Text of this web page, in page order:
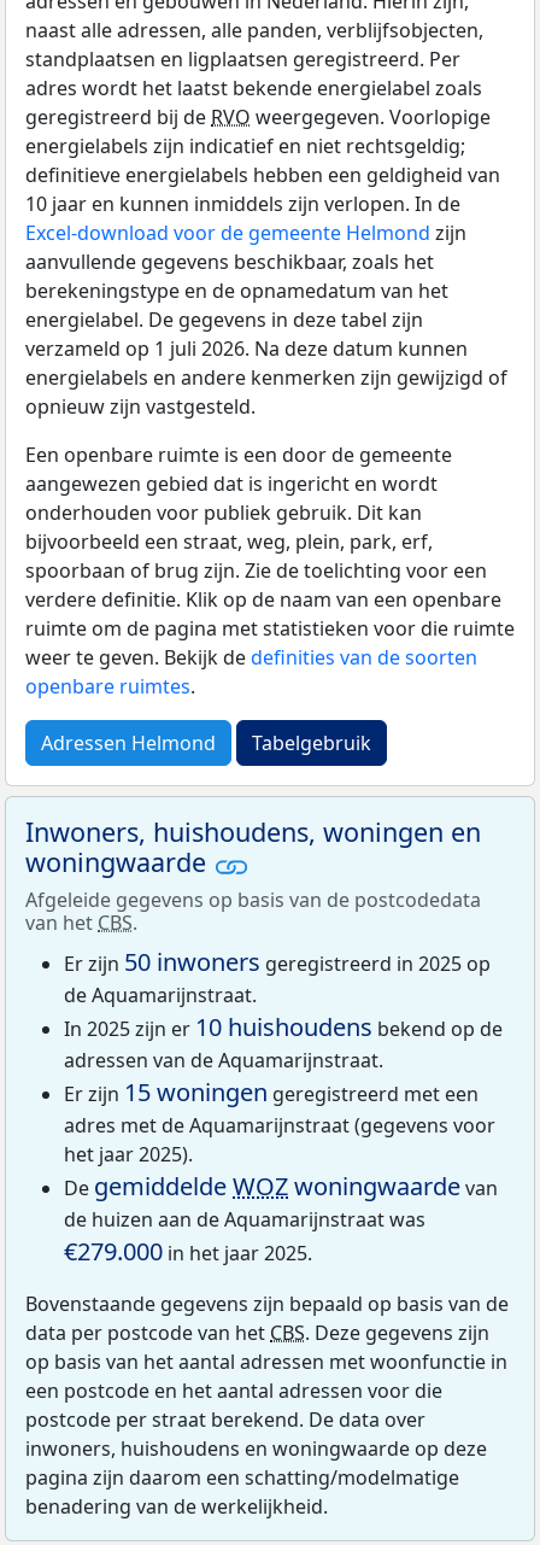
naast alle adressen, alle panden, verblijfsobjecten,
standplaatsen en ligplaatsen geregistreerd. Per
adres wordt het laatst bekende energielabel zoals
geregistreerd bij de RVO weergegeven. Voorlopige
energielabels zijn indicatief en niet rechtsgeldig;
definitieve energielabels hebben een geldigheid van
10 jaar en kunnen inmiddels zijn verlopen. In de
Excel-download voor de gemeente Helmond zijn
aanvullende gegevens beschikbaar, zoals het
berekeningstype en de opnamedatum van het
energielabel. De gegevens in deze tabel zijn
verzameld op 1 juli 2026. Na deze datum kunnen
energielabels en andere kenmerken zijn gewijzigd of
opnieuw zijn vastgesteld.
Een openbare ruimte is een door de gemeente
aangewezen gebied dat is ingericht en wordt
onderhouden voor publiek gebruik. Dit kan
bijvoorbeeld een straat, weg, plein, park, erf,
spoorbaan of brug zijn. Zie de toelichting voor een
verdere definitie. Klik op de naam van een openbare
ruimte om de pagina met statistieken voor die ruimte
weer te geven. Bekijk dedefinities van de soorten
openbare ruimtes.
Adressen Helmond Tabelgebruik
Inwoners, huishoudens, woningen en
woningwaarde
Afgeleide gegevens op basis van de postcodedata
van het CBS.
Er zijn 50 inwoners geregistreerd in 2025 op
de Aquamarijnstraat.
In 2025 zijn er 10 huishoudens bekend op de
adressen van de Aquamarijnstraat.
Er zijn 15 woningen geregistreerd met een
adres met de Aquamarijnstraat (gegevens voor
het jaar 2025).
De gemiddeldeWOZwoningwaardevan
de huizen aan de Aquamarijnstraat was
€279.000 in het jaar 2025.
Bovenstaande gegevens zijn bepaald op basis van de
data per postcode van het CBS. Deze gegevens zijn
op basis van het aantal adressen met woonfunctie in
een postcode en het aantal adressen voor die
postcode per straat berekend. De data over
inwoners, huishoudens en woningwaarde op deze
pagina zijn daarom een schatting/modelmatige
benadering van de werkelijkheid.